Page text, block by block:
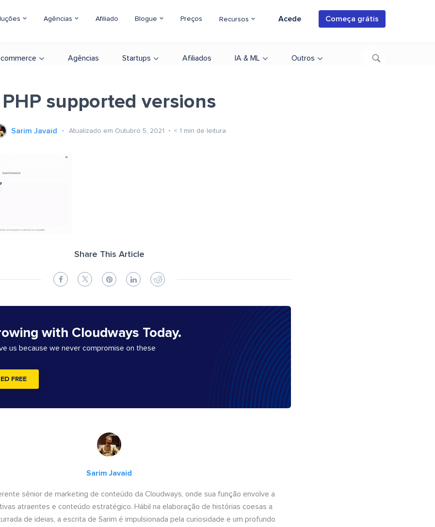
Agências Afiliado Blogue Preços Recursos Acede Começa grátis
commerce Agências Startups Afiliados IA & ML Outros
PHP supported versions
Sarim Javaid Atualizado em Outubro 5, 2021 < 1 min de leitura
Share This Article
with Cloudways Today.
us because we never compromise on these
FREE
Sarim Javaid
sênior de marketing de conteúdo da Cloudways, onde sua função envolve a
atraentes e conteúdo estratégico. Hábil na elaboração de histórias coesas a
de ideias, a escrita de Sarim é impulsionada pela curiosidade e um profundo